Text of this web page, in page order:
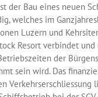
der Bau eines neuen
welches im
Luzern und
Resort verbindet
der
sein wird. Das
Verkehrserschliessung